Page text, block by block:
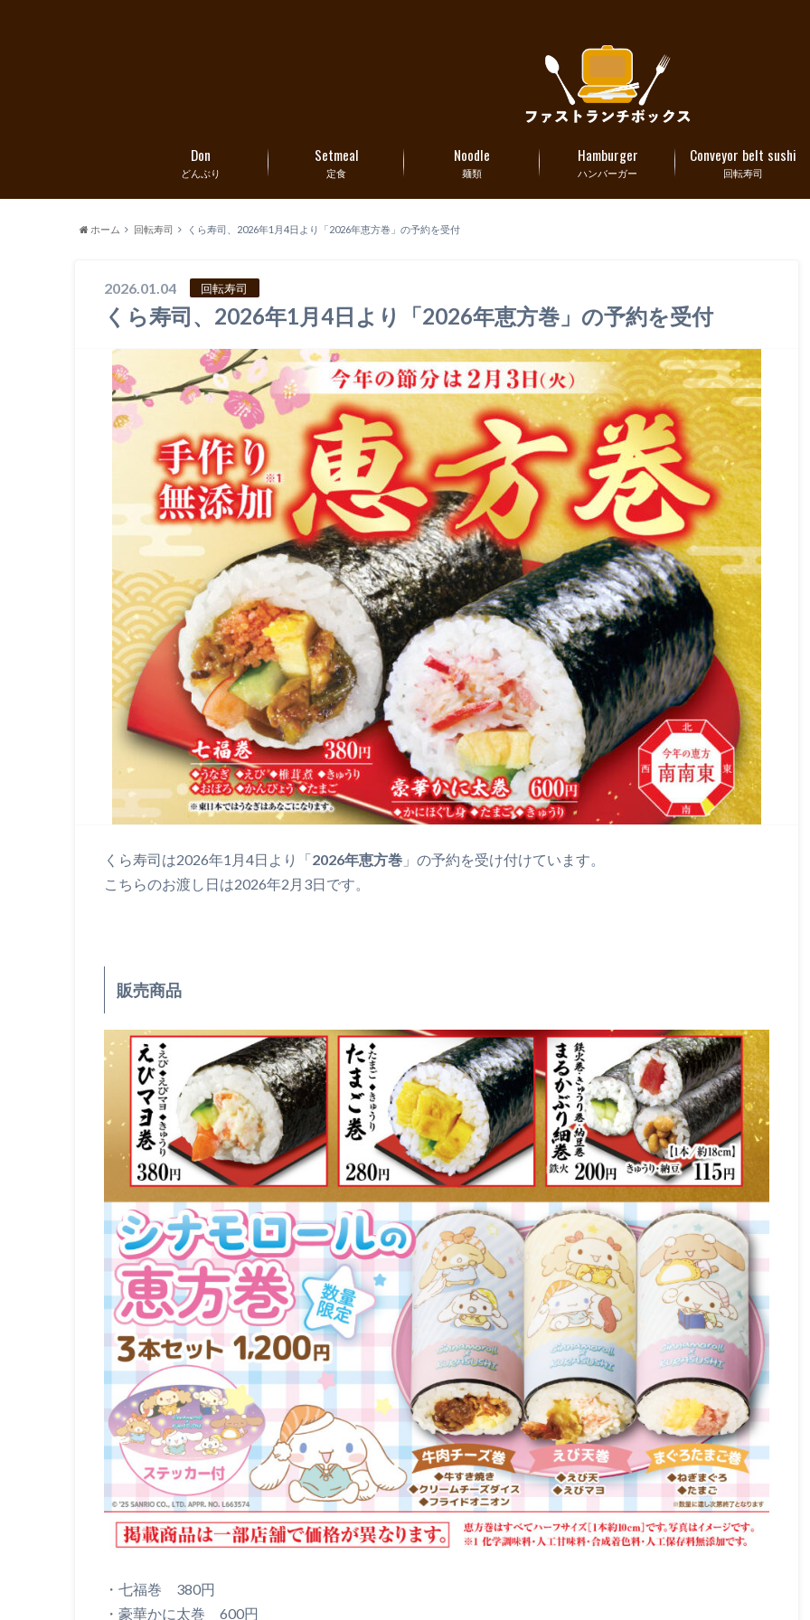
どんぶり
Don
定食
Setmeal
麺類
Noodle
ハンバーガー
Hamburger
回転寿司
Conveyor belt sushi
ホーム 回転寿司 くら寿司、2026年1月4日より「2026年恵方巻」の予約を受付
2026.01.04 回転寿司
くら寿司、2026年1月4日より「2026年恵方巻」の予約を受付
くら寿司は2026年1月4日より「2026年恵方巻 」の予約を受け付けています。
こちらのお渡し日は2026年2月3日です。
販売商品
・七福巻 380円
・豪華かに太巻 600円